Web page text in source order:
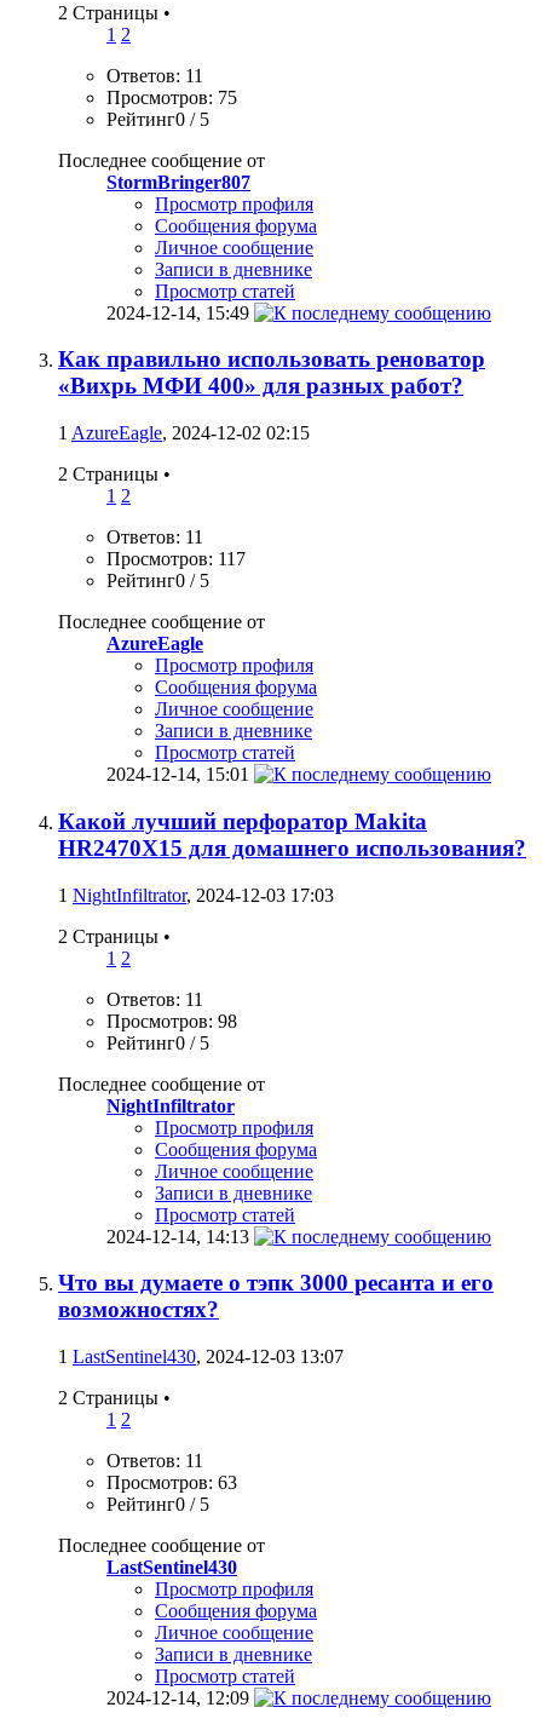
2 Страницы •
1 2
Ответов: 11
Просмотров: 75
Рейтинг0 / 5
Последнее сообщение от
StormBringer807
Просмотр профиля
Сообщения форума
Личное сообщение
Записи в дневнике
Просмотр статей
2024-12-14, 15:49
Как правильно использовать реноватор
«Вихрь МФИ 400» для разных работ?
1 AzureEagle, 2024-12-02 02:15
2 Страницы •
1 2
Ответов: 11
Просмотров: 117
Рейтинг0 / 5
Последнее сообщение от
AzureEagle
Просмотр профиля
Сообщения форума
Личное сообщение
Записи в дневнике
Просмотр статей
2024-12-14, 15:01
Какой лучший перфоратор Makita
HR2470X15 для домашнего использования?
1 NightInfiltrator, 2024-12-03 17:03
2 Страницы •
1 2
Ответов: 11
Просмотров: 98
Рейтинг0 / 5
Последнее сообщение от
NightInfiltrator
Просмотр профиля
Сообщения форума
Личное сообщение
Записи в дневнике
Просмотр статей
2024-12-14, 14:13
Что вы думаете о тэпк 3000 ресанта и его
возможностях?
1 LastSentinel430, 2024-12-03 13:07
2 Страницы •
1 2
Ответов: 11
Просмотров: 63
Рейтинг0 / 5
Последнее сообщение от
LastSentinel430
Просмотр профиля
Сообщения форума
Личное сообщение
Записи в дневнике
Просмотр статей
2024-12-14, 12:09